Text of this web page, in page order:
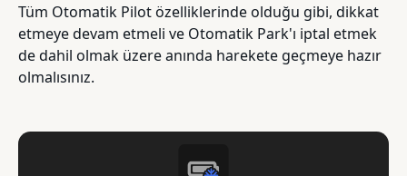
Tüm Otomatik Pilot özelliklerinde olduğu gibi, dikkat
etmeye devam etmeli ve Otomatik Park'ı iptal etmek
de dahil olmak üzere anında harekete geçmeye hazır
olmalısınız.